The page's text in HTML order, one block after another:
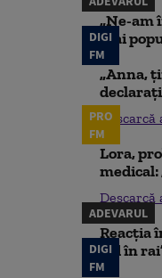
„Ne-am
mai
DIGI
FM
„Anna,
Descarcă
PRO
FM
Lora,
medical:
Descarcă
ADEVARUL
Reacția
iad în
DIGI
FM